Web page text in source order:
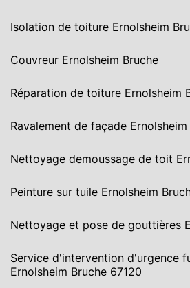
Isolation de toiture Ernolsheim
Couvreur Ernolsheim Bruche
Réparation de toiture Ernolsheim
Ravalement de façade Ernolsheim
Nettoyage demoussage de toit
Peinture sur tuile Ernolsheim
Nettoyage et pose de gouttières
Service d'intervention d'urgence
Ernolsheim Bruche 67120